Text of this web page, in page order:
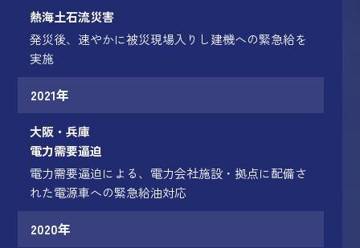
熱海土石流災害
発災後、速やかに被災現場入りし建機への緊急給を
実施
2021年
大阪・兵庫
電力需要逼迫
電力需要逼迫による、電力会社施設・拠点に配備さ
れた電源車への緊急給油対応
2020年